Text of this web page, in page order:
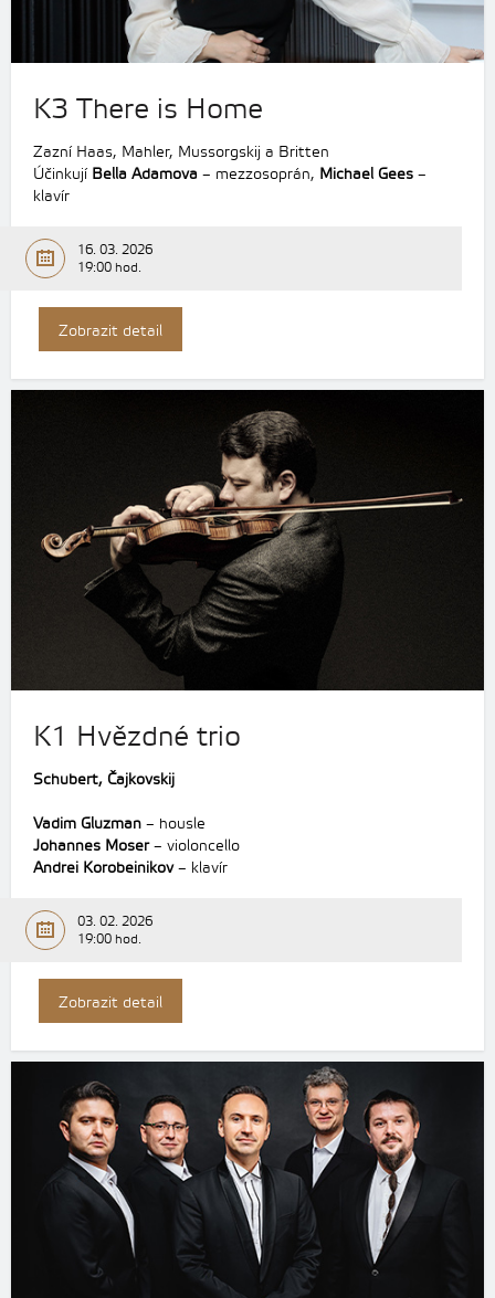
K3 There is Home
Zazní Haas, Mahler, Mussorgskij a Britten
Účinkují Bella Adamova – mezzosoprán, Michael Gees –
klavír
16. 03. 2026
19:00 hod.
Zobrazit detail
K1 Hvězdné trio
Schubert, Čajkovskij
Vadim Gluzman – housle
Johannes Moser– violoncello
Andrei Korobeinikov– klavír
03. 02. 2026
19:00 hod.
Zobrazit detail